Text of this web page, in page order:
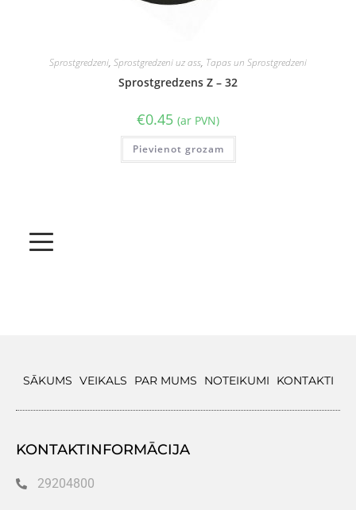
Sprostgredzeni, Sprostgredzeni uz ass, Tapas un Sprostgredzeni
Sprostgredzens Z – 32
€0.45 (ar PVN)
Pievienot grozam
SĀKUMS VEIKALS PAR MUMS NOTEIKUMI KONTAKTI
KONTAKTINFORMĀCIJA
29204800